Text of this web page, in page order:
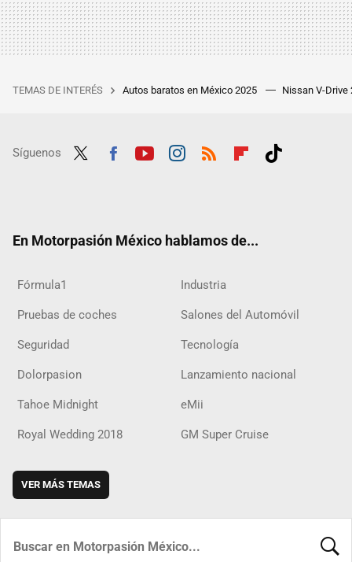
TEMAS DE INTERÉS Autos baratos en México 2025 Nissan V-Drive
Síguenos
En Motorpasión México hablamos de...
Fórmula1 Industria
Pruebas de coches Salones del Automóvil
Seguridad Tecnología
Dolorpasion Lanzamiento nacional
Tahoe Midnight eMii
Royal Wedding 2018 GM Super Cruise
VER MÁS TEMAS